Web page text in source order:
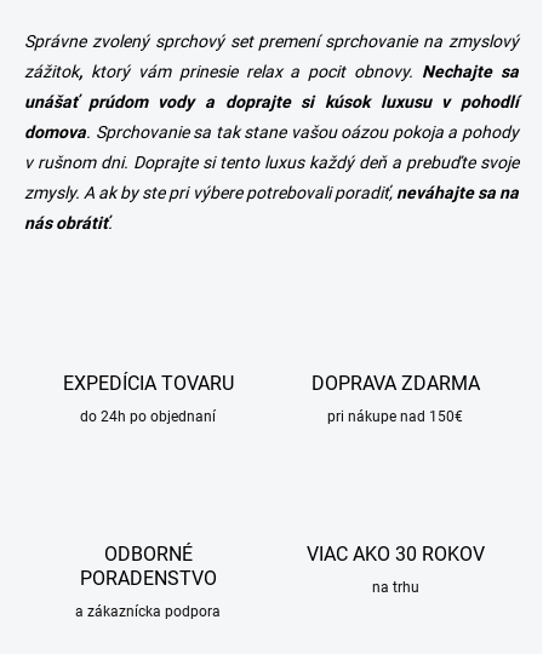
Správne zvolený sprchový set premení sprchovanie na zmyslový
zážitok, ktorý vám prinesie relax a pocit obnovy. Nechajte sa
unášať prúdom vody a doprajte si kúsok luxusu v pohodlí
domova. Sprchovanie sa tak stane vašou oázou pokoja a pohody
v rušnom dni. Doprajte si tento luxus každý deň a prebuďte svoje
zmysly. A ak by ste pri výbere potrebovali poradiť, neváhajte sa na
nás obrátiť.
EXPEDÍCIA TOVARU
do 24h po objednaní
DOPRAVA ZDARMA
pri nákupe nad 150€
ODBORNÉ
PORADENSTVO
a zákaznícka podpora
VIAC AKO 30 ROKOV
na trhu